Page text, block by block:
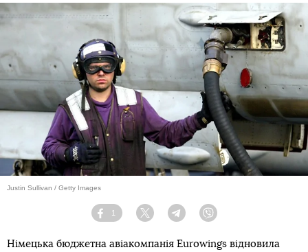
Justin Sullivan / Getty Images
Facebook
1
Twitter TelegramViber
Німецька бюджетна авіакомпанія Eurowings відновила